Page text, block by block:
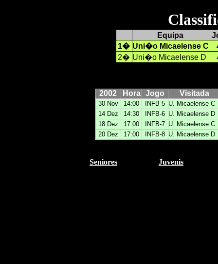
Equipa
1� Uni�o Micaelense C
2� Uni�o Micaelense D
2002 Hora Jogo Visitada
30 Nov 14:00 INFB-5 U. Micaelense C
14 Dez
14:30 INFB-6 U. Micaelense D
18 Dez
17:00 INFB-7 U. Micaelense C
20 Dez
17:00 INFB-8 U. Micaelense D
Seniores Juvenis